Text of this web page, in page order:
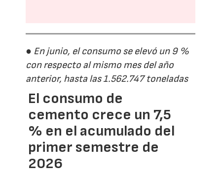
● En junio, el consumo se elevó un 9 %
con respecto al mismo mes del año
anterior, hasta las 1.562.747 toneladas
El consumo de
cemento crece un 7,5
% en el acumulado del
primer semestre de
2026